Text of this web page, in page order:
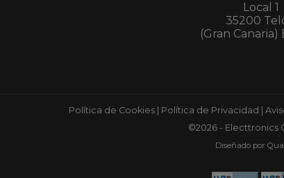
Local 1
35200
(Gran Canaria)
Política de Cookies| Política de Privacidad
©2026 - Electtronics
Diseñado por